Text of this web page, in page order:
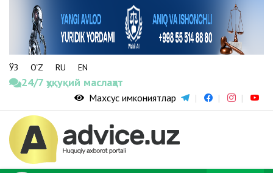
ЎЗ O‘Z RU EN
24/7 ҳуқуқий маслаҳат
Махсус имкониятлар